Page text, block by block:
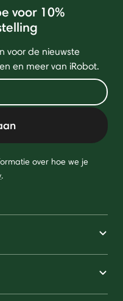
voor 10%
voor de nieuwste
en meer van iRobot.
over hoe we je
.